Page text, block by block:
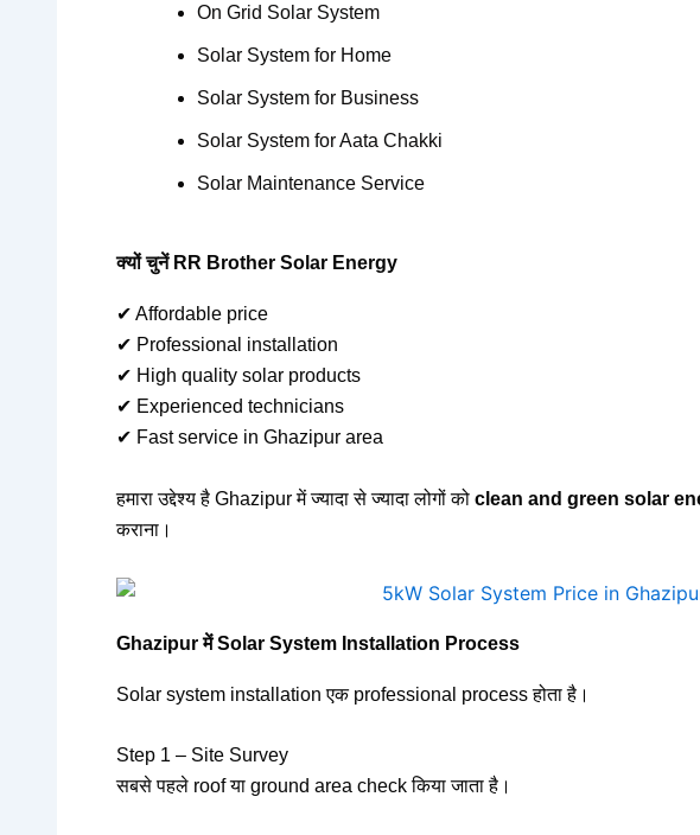
On Grid Solar System
Solar System for Home
Solar System for Business
Solar System for Aata Chakki
Solar Maintenance Service
क्यों चुनें RR Brother Solar Energy
✔ Affordable price
✔ Professional installation
✔ High quality solar products
✔ Experienced technicians
✔ Fast service in Ghazipur area
हमारा उद्देश्य है Ghazipur में ज्यादा से ज्यादा लोगों को clean and green solar
कराना।
Ghazipur में Solar System Installation Process
Solar system installation एक professional process होता है।
Step 1 – Site Survey
सबसे पहले roof या ground area check किया जाता है।